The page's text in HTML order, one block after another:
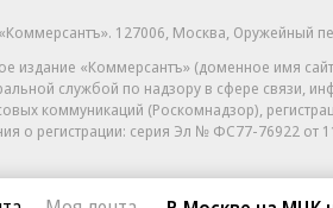
127006, Москва, Оружейный
издание «Коммерсантъ» (доменное имя
службой по надзору в сфере связи,
коммуникаций (Роскомнадзор),
о регистрации: серия Эл № ФС77-76922 от